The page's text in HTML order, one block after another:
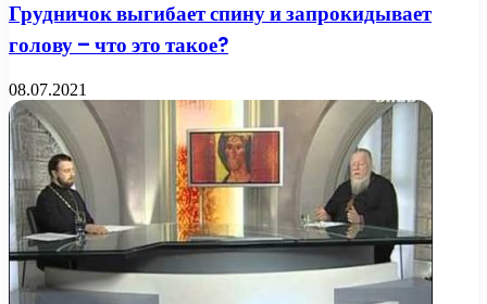
Грудничок выгибает спину и запрокидывает
голову – что это такое?
08.07.2021